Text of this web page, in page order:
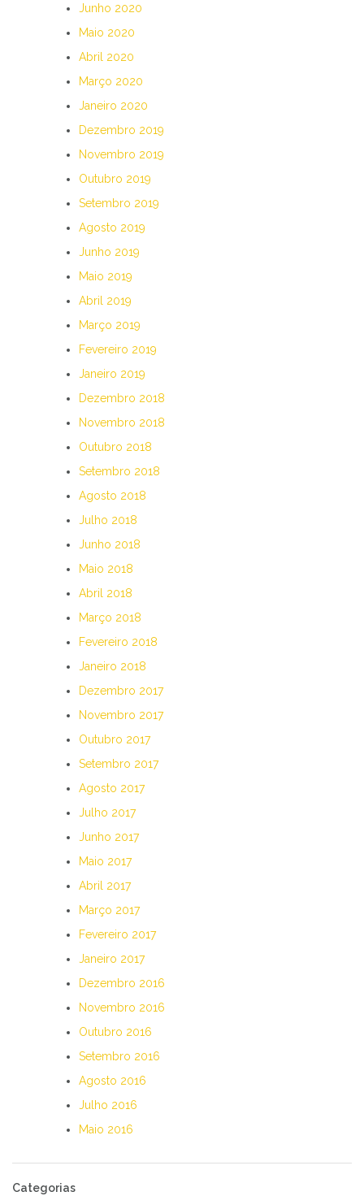
Junho 2020
Maio 2020
Abril 2020
Março 2020
Janeiro 2020
Dezembro 2019
Novembro 2019
Outubro 2019
Setembro 2019
Agosto 2019
Junho 2019
Maio 2019
Abril 2019
Março 2019
Fevereiro 2019
Janeiro 2019
Dezembro 2018
Novembro 2018
Outubro 2018
Setembro 2018
Agosto 2018
Julho 2018
Junho 2018
Maio 2018
Abril 2018
Março 2018
Fevereiro 2018
Janeiro 2018
Dezembro 2017
Novembro 2017
Outubro 2017
Setembro 2017
Agosto 2017
Julho 2017
Junho 2017
Maio 2017
Abril 2017
Março 2017
Fevereiro 2017
Janeiro 2017
Dezembro 2016
Novembro 2016
Outubro 2016
Setembro 2016
Agosto 2016
Julho 2016
Maio 2016
Categorias